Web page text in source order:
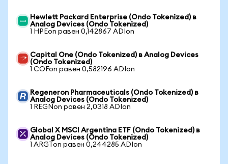
Hewlett Packard Enterprise (Ondo Tokenized) в
Analog Devices (Ondo Tokenized)
1 HPEon равен 0,142867 ADIon
Capital One (Ondo Tokenized) в Analog Devices
(Ondo Tokenized)
1 COFon равен 0,582196 ADIon
Regeneron Pharmaceuticals (Ondo Tokenized) в
Analog Devices (Ondo Tokenized)
1 REGNon равен 2,0318 ADIon
Global X MSCI Argentina ETF (Ondo Tokenized) в
Analog Devices (Ondo Tokenized)
1 ARGTon равен 0,244285 ADIon